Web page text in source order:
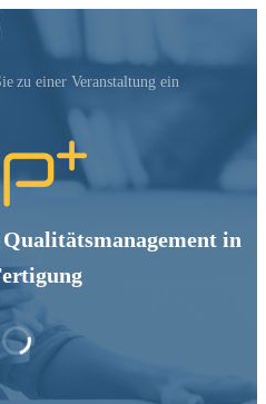
zu einer Veranstaltung ein
in